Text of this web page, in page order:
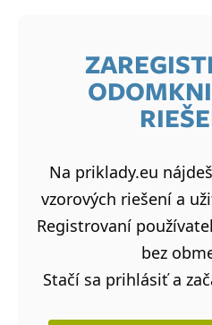
Na priklady.eu
vzorových riešení a
Registrovaní
bez
Stačí sa prihlásiť a